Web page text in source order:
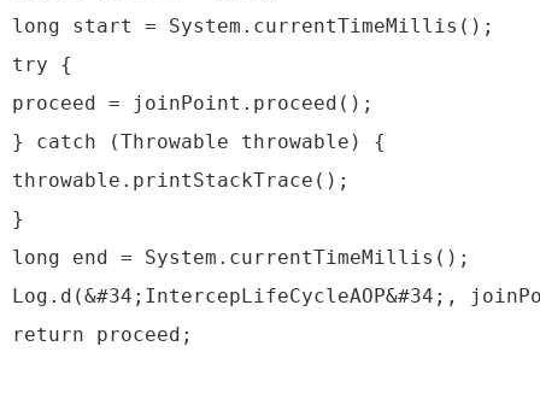
long start = System.currentTimeMillis();
try {
proceed = joinPoint.proceed();
} catch (Throwable throwable) {
throwable.printStackTrace();
}
long end = System.currentTimeMillis();
Log.d(&#34;IntercepLifeCycleAOP&#34;,
return proceed;